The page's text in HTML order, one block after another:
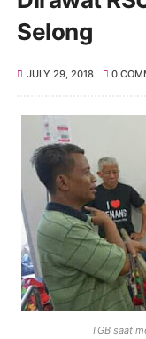
Selong
JULY 29, 2018 0
TGB saat